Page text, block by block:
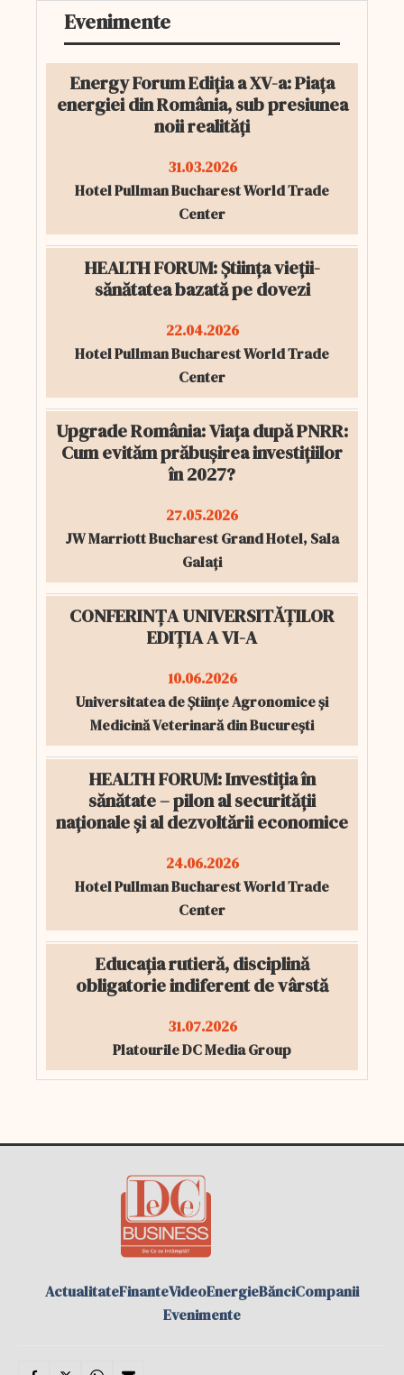
Evenimente
Energy Forum Ediția a XV-a: Piața
energiei din România, sub presiunea
noii realități
31.03.2026
Hotel Pullman Bucharest World Trade
Center
HEALTH FORUM: Știința vieții-
sănătatea bazată pe dovezi
22.04.2026
Hotel Pullman Bucharest World Trade
Center
Upgrade România: Viața după PNRR:
Cum evităm prăbușirea investițiilor
în 2027?
27.05.2026
JW Marriott Bucharest Grand Hotel, Sala
Galați
CONFERINȚA UNIVERSITĂȚILOR
EDIȚIA A VI-A
10.06.2026
Universitatea de Științe Agronomice și
Medicină Veterinară din București
HEALTH FORUM: Investiția în
sănătate – pilon al securității
naționale și al dezvoltării economice
24.06.2026
Hotel Pullman Bucharest World Trade
Center
Educația rutieră, disciplină
obligatorie indiferent de vârstă
31.07.2026
Platourile DC Media Group
ActualitateFinanteVideoEnergieBănciCompanii
Evenimente